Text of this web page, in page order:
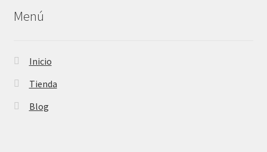
Menú
Inicio
Tienda
Blog